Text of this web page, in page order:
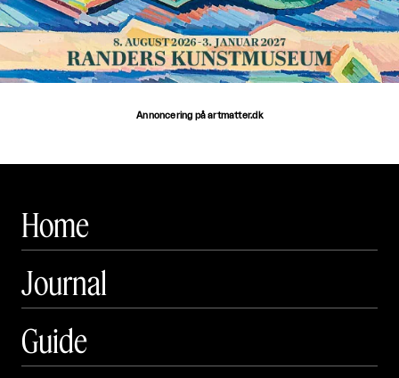
Annoncering på artmatter.dk
Home
Journal
Guide